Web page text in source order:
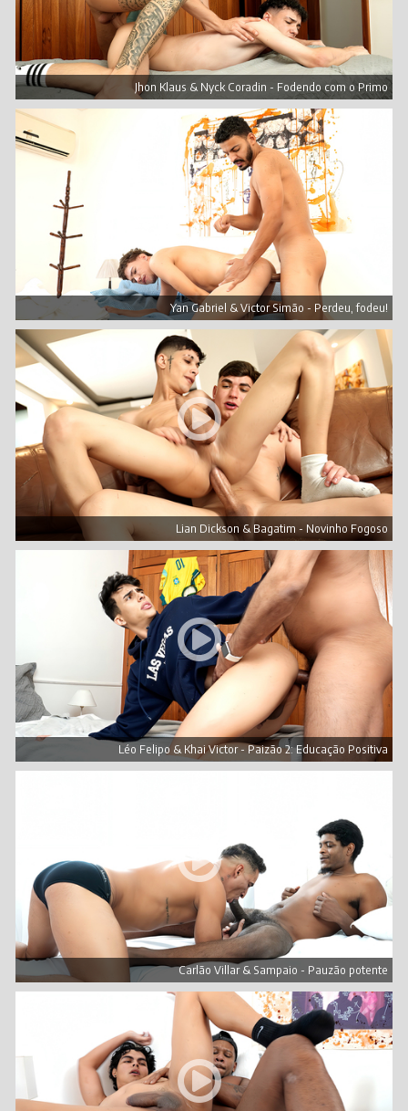
Jhon Klaus & Nyck Coradin - Fodendo com o Primo
Yan Gabriel & Victor Simão - Perdeu, fodeu!
Lian Dickson & Bagatim - Novinho Fogoso
Léo Felipo & Khai Victor - Paizão 2: Educação Positiva
Carlão Villar & Sampaio - Pauzão potente